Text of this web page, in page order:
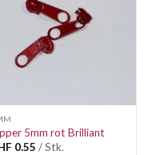
5mm rot Brilliant
0.55 / Stk.